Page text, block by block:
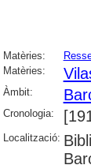
Matèries:
Matèries:
Àmbit:
Cronologia:
Localització: